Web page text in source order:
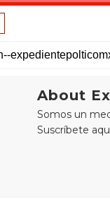
About
Somos un
Suscríbete